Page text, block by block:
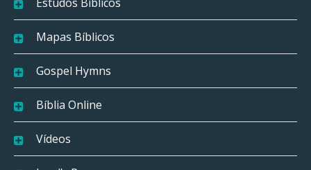
Mapas Bíblicos
Gospel Hymns
Bíblia Online
Vídeos